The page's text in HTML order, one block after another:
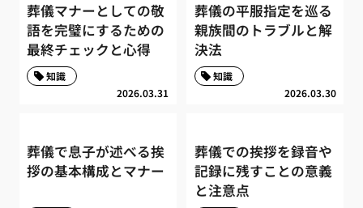
葬儀マナーとしての敬
語を完璧にするための
最終チェックと心得
2026.03.31
知識
葬儀の平服指定を巡る
親族間のトラブルと解
決法
2026.03.30
知識
葬儀で息子が述べる挨
拶の基本構成とマナー
葬儀での挨拶を録音や
記録に残すことの意義
と注意点